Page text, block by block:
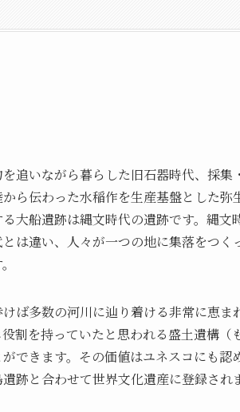
追いながら暮らした旧石器時代、採
ら伝わった水稲作を生産基盤とした
大船遺跡は縄文時代の遺跡です。縄
は違い、人々が一つの地に集落をつ
ば多数の河川に辿り着ける非常に恵
割を持っていたと思われる盛土遺構
できます。その価値はユネスコにも認
跡と合わせて世界文化遺産に登録さ